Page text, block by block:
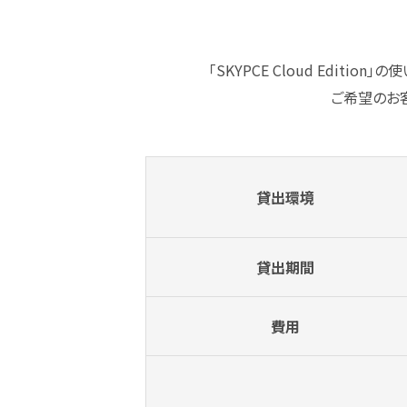
「SKYPCE Cloud Edition」の
ご希望のお
貸出環境
貸出期間
費用